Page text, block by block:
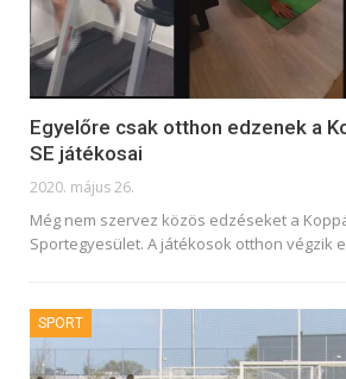
Egyelőre csak otthon edzenek a
SE játékosai
2020. május 26.
Még nem szervez közös edzéseket a
Sportegyesület. A játékosok otthon végzik
SPORT